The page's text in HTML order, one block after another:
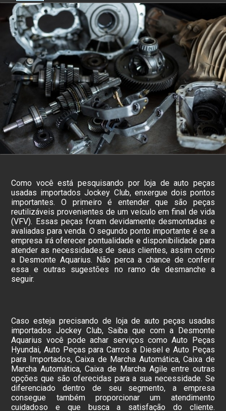
Como você está pesquisando por loja de auto peças
usadas importados Jockey Club, enxergue dois pontos
importantes. O primeiro é entender que são peças
reutilizáveis provenientes de um veículo em final de vida
(VFV). Essas peças foram devidamente desmontadas e
avaliadas para venda. O segundo ponto importante é se a
empresa irá oferecer pontualidade e disponibilidade para
atender as necessidades de seus clientes, assim como
a Desmonte Aquarius. Não perca a chance de conferir
essa e outras sugestões no ramo de desmanche a
seguir.
Caso esteja precisando de loja de auto peças usadas
importados Jockey Club, Saiba que com a Desmonte
Aquarius você pode achar serviços como Auto Peças
Hyundai, Auto Peças para Carros a Diesel e Auto Peças
para Importados, Caixa de Marcha Automática, Caixa de
Marcha Automática, Caixa de Marcha Agile entre outras
opções que são oferecidas para a sua necessidade. Se
diferenciado dentro de seu segmento, a empresa
consegue também proporcionar um atendimento
cuidadoso e que busca a satisfação do cliente.